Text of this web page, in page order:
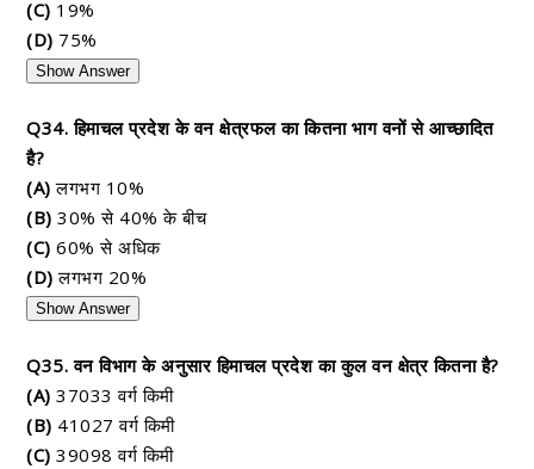
(C) 19%
(D) 75%
Show Answer
Q34. हिमाचल प्रदेश के वन क्षेत्रफल का कितना भाग वनों से आच्छादित
है?
(A) लगभग 10%
(B) 30% से 40% के बीच
(C) 60% से अधिक
(D) लगभग 20%
Show Answer
Q35. वन विभाग के अनुसार हिमाचल प्रदेश का कुल वन क्षेत्र कितना है?
(A) 37033 वर्ग किमी
(B) 41027 वर्ग किमी
(C) 39098 वर्ग किमी